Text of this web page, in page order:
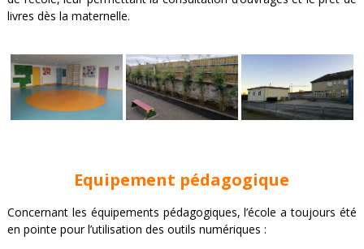
livres dès la maternelle.
Equipement pédagogique
Concernant les équipements pédagogiques, l’école a toujours été
en pointe pour l’utilisation des outils numériques :